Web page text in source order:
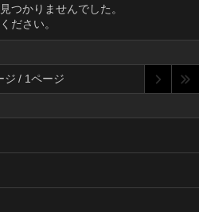
つかりませんでした。
ださい。
ジ / 1ページ